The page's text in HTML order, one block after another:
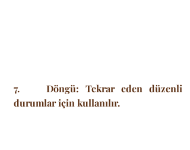
7.    Döngü: Tekrar eden düzenli
durumlar için kullanılır.